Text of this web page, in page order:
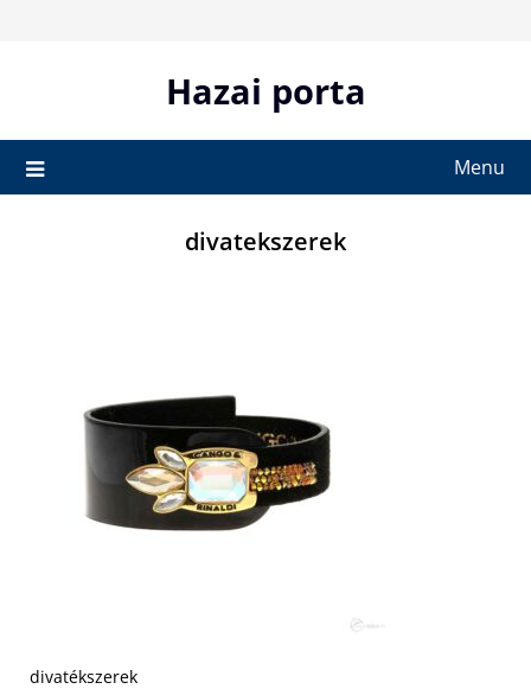
Hazai porta
Menu
divatekszerek
divatékszerek